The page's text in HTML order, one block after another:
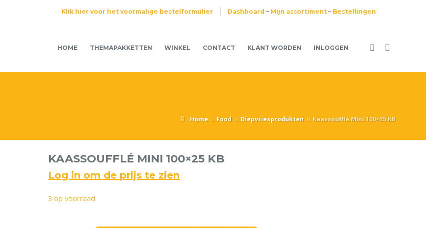
Klik hier voor het voormalige bestelformulier Dashboard – Mijn assortiment – Bestellingen
HOME THEMAPAKKETTEN WINKEL CONTACT KLANT WORDEN INLOGGEN
Home Food Diepvriesprodukten Kaassoufflé Mini 100×25 KB
KAASSOUFFLÉ MINI 100×25 KB
Log in om de prijs te zien
3 op voorraad